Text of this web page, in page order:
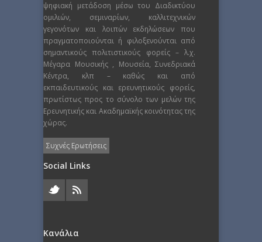
ψηφιακή μετάδοση μέσω του Διαδικτύου
ομιλιών, σεμιναρίων, καλλιτεχνικών
γεγονότων και λοιπών εκδηλώσεων που
πραγματοποιούνται ή φιλοξενούνται από
σημαντικούς πολιτιστικούς φορείς – λ.χ.
Μέγαρα Μουσικής , Μουσεία, Συνεδριακά
Κέντρα, κλπ – καθώς και από
εκπαιδευτικούς και ερευνητικούς φορείς,
πρωτίστως προς το σύνολο των μελών της
Ερευνητικής και Ακαδημαϊκής κοινότητας της
χώρας.
Συχνές Ερωτήσεις
Social Links
Κανάλια